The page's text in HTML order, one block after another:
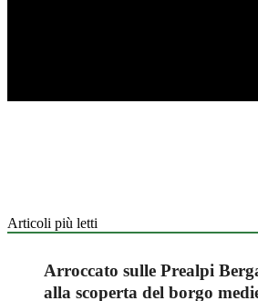
Articoli più letti
Arroccato sulle Prealpi
alla scoperta del borgo